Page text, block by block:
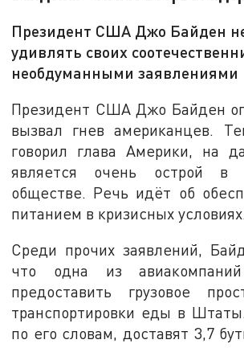
Президент США Джо Байден
удивлять своих
необдуманными заявлениями
Президент США Джо Байден
вызвал гнев американцев.
говорил глава Америки, на
является очень острой в
обществе. Речь идёт об
питанием в кризисных условиях.
Среди прочих заявлений,
что одна из авиакомпаний
предоставить грузовое
транспортировки еды в
по его словам, доставят 3,7